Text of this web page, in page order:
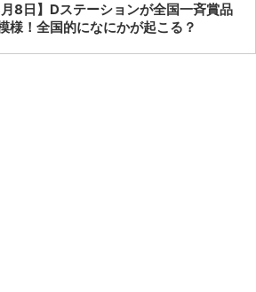
月8日】Dステーションが全国一斉賞品
様！全国的になにかが起こる？